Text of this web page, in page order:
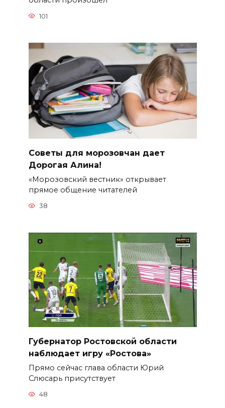
101
Советы для морозовчан дает
Дорогая Алина!
«Морозовский вестник» открывает
прямое общение читателей
38
Губернатор Ростовской области
наблюдает игру «Ростова»
Прямо сейчас глава области Юрий
Слюсарь присутствует
48